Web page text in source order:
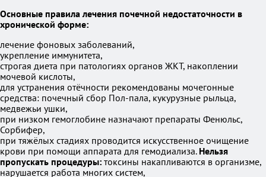
Основные правила лечения почечной недостаточности в
хронической форме:
лечение фоновых заболеваний,
укрепление иммунитета,
строгая диета при патологиях органов ЖКТ, накоплении
мочевой кислоты,
для устранения отёчности рекомендованы мочегонные
средства: почечный сбор Пол-пала, кукурузные рыльца,
медвежьи ушки,
при низком гемоглобине назначают препараты Фенюльс,
Сорбифер,
при тяжёлых стадиях проводится искусственное очищение
крови при помощи аппарата для гемодиализа. Нельзя
пропускать процедуры: токсины накапливаются в организме,
нарушается работа многих систем,